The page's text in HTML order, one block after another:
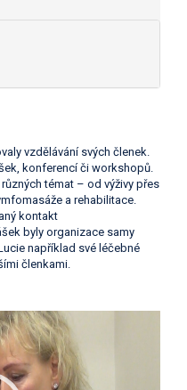
vzdělávání svých členek.
konferencí či workshopů.
témat – od výživy přes
a rehabilitace.
kontakt
byly organizace samy
například své léčebné
členkami.